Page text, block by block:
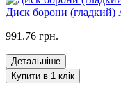
Диск борони (гладкий)
991.76 грн.
Детальніше
Купити в 1 клік